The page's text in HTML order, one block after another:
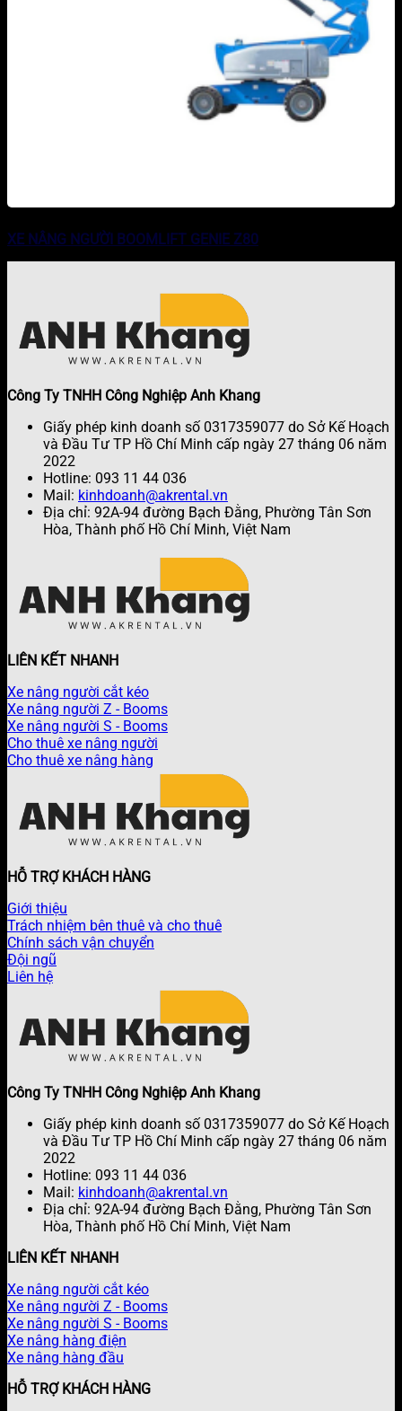
XE NÂNG NGƯỜI BOOMLIFT GENIE Z80
Công Ty TNHH Công Nghiệp Anh Khang
Giấy phép kinh doanh số 0317359077 do Sở Kế Hoạch
và Đầu Tư TP Hồ Chí Minh cấp ngày 27 tháng 06 năm
2022
Hotline: 093 11 44 036
Mail: kinhdoanh@akrental.vn
Địa chỉ: 92A-94 đường Bạch Đằng, Phường Tân Sơn
Hòa, Thành phố Hồ Chí Minh, Việt Nam
LIÊN KẾT NHANH
Xe nâng người cắt kéo
Xe nâng người Z - Booms
Xe nâng người S - Booms
Cho thuê xe nâng người
Cho thuê xe nâng hàng
HỖ TRỢ KHÁCH HÀNG
Giới thiệu
Trách nhiệm bên thuê và cho thuê
Chính sách vận chuyển
Đội ngũ
Liên hệ
Công Ty TNHH Công Nghiệp Anh Khang
Giấy phép kinh doanh số 0317359077 do Sở Kế Hoạch
và Đầu Tư TP Hồ Chí Minh cấp ngày 27 tháng 06 năm
2022
Hotline: 093 11 44 036
Mail: kinhdoanh@akrental.vn
Địa chỉ: 92A-94 đường Bạch Đằng, Phường Tân Sơn
Hòa, Thành phố Hồ Chí Minh, Việt Nam
LIÊN KẾT NHANH
Xe nâng người cắt kéo
Xe nâng người Z - Booms
Xe nâng người S - Booms
Xe nâng hàng điện
Xe nâng hàng đầu
HỖ TRỢ KHÁCH HÀNG